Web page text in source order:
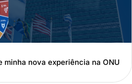
minha nova experiência na ONU